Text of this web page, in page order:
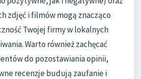
zdjęć i filmów mogą znacząco
Twojej firmy w lokalnych
Warto również zachęcać
do pozostawiania opinii,
recenzje budują zaufanie i